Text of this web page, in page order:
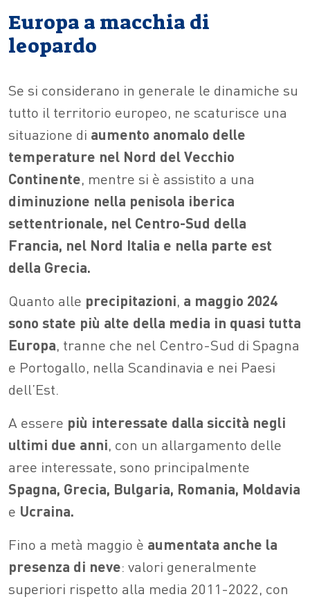
Europa a macchia di
leopardo
Se si considerano in generale le dinamiche su
tutto il territorio europeo, ne scaturisce una
situazione di aumento anomalo delle
temperature nel Nord del Vecchio
Continente, mentre si è assistito a una
diminuzione nella penisola iberica
settentrionale, nel Centro-Sud della
Francia, nel Nord Italia e nella parte est
della Grecia.
Quanto alle precipitazioni, a maggio 2024
sono state più alte della media in quasi tutta
Europa, tranne che nel Centro-Sud di Spagna
e Portogallo, nella Scandinavia e nei Paesi
dell’Est.
A essere più interessate dalla siccità negli
ultimi due anni, con un allargamento delle
aree interessate, sono principalmente
Spagna, Grecia, Bulgaria, Romania, Moldavia
e Ucraina.
Fino a metà maggio è aumentata anche la
presenza di neve: valori generalmente
superiori rispetto alla media 2011-2022, con